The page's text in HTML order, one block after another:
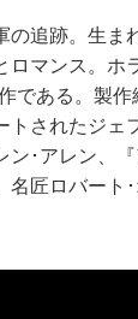
追跡。生ま
マンス。ホ
ある。製作
されたジェ
･アレン、
匠ロバート